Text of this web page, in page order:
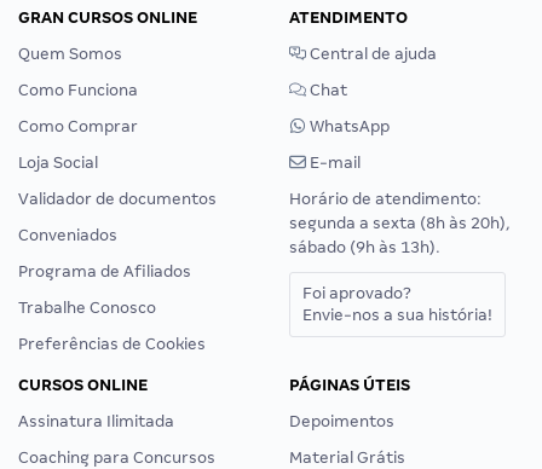
GRAN CURSOS ONLINE
Quem Somos
Como Funciona
Como Comprar
Loja Social
Validador de documentos
Conveniados
Programa de Afiliados
Trabalhe Conosco
Preferências de Cookies
ATENDIMENTO
Central de ajuda
Chat
WhatsApp
E-mail
Horário de atendimento:
segunda a sexta (8h às 20h),
sábado (9h às 13h).
Foi aprovado?
Envie-nos a sua história!
CURSOS ONLINE
Assinatura Ilimitada
Coaching para Concursos
PÁGINAS ÚTEIS
Depoimentos
Material Grátis